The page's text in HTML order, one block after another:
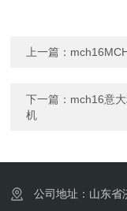
上一篇：
下一篇： mch16意
机
公司地址：山东省